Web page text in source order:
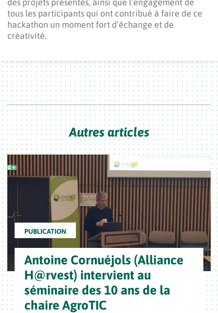
des projets présentés, ainsi que l’engagement de
tous les participants qui ont contribué à faire de ce
hackathon un moment fort d’échange et de
créativité.
Autres articles
PUBLICATION
Antoine Cornuéjols (Alliance
H@rvest) intervient au
séminaire des 10 ans de la
chaire AgroTIC